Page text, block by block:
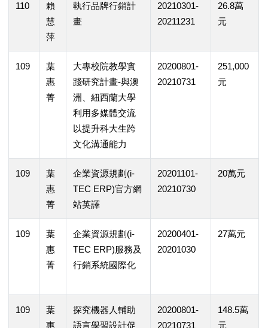
110
賴
慧
萍
執行品牌行銷計
畫
20210301-
20211231
26.8萬
元
109
葉
惠
菁
大專校院教學實
踐研究計畫-與澳
洲、紐西蘭大學
利用多媒體交流
以提升科大生跨
文化溝通能力
20200801-
20210731
251,000
元
109
葉
惠
菁
企業資源規劃(i-
TEC ERP)官方網
站英譯
20201101-
20210730
20萬元
109
葉
惠
菁
企業資源規劃(i-
TEC ERP)服務及
行銷系統國際化
20200401-
20201030
27萬元
109
葉
惠
探究機器人輔助
語言學習設計促
20200801-
20210731
148.5萬
元